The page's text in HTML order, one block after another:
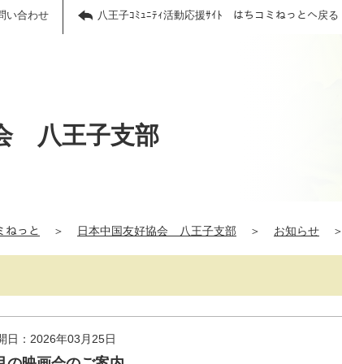
い合わせ 八王子ｺﾐｭﾆﾃｨ活動応援ｻｲﾄ はちコミねっとへ戻る
八王子支部
ねっと ＞ 日本中国友好協会 八王子支部 ＞ お知らせ ＞
日：2026年03月25日